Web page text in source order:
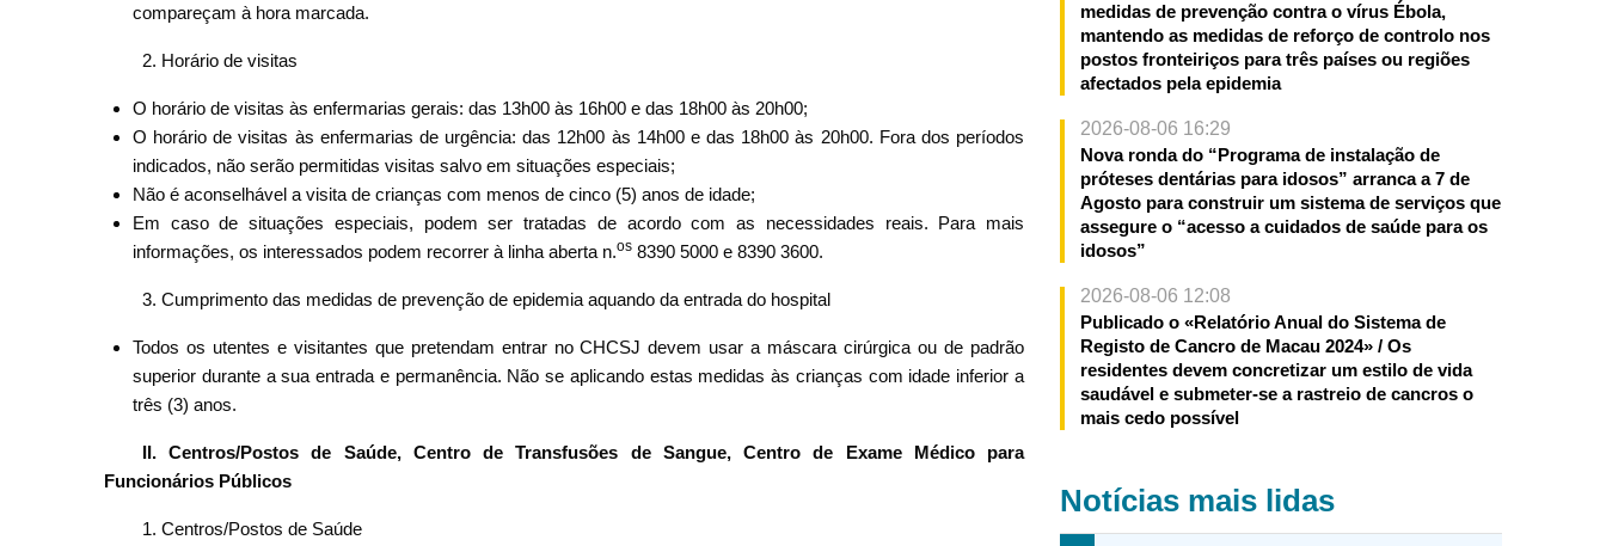
compareçam à hora marcada.
2. Horário de visitas
O horário de visitas às enfermarias gerais: das 13h00 às 16h00 e das 18h00 às 20h00;
O horário de visitas às enfermarias de urgência: das 12h00 às 14h00 e das 18h00 às 20h00. Fora dos períodos
indicados, não serão permitidas visitas salvo em situações especiais;
Não é aconselhável a visita de crianças com menos de cinco (5) anos de idade;
Em caso de situações especiais, podem ser tratadas de acordo com as necessidades reais. Para mais
informações, os interessados podem recorrer à linha aberta n.os 8390 5000 e 8390 3600.
3. Cumprimento das medidas de prevenção de epidemia aquando da entrada do hospital
Todos os utentes e visitantes que pretendam entrar no CHCSJ devem usar a máscara cirúrgica ou de padrão
superior durante a sua entrada e permanência. Não se aplicando estas medidas às crianças com idade inferior a
três (3) anos.
II. Centros/Postos de Saúde, Centro de Transfusões de Sangue, Centro de Exame Médico para
Funcionários Públicos
1. Centros/Postos de Saúde
medidas de prevenção contra o vírus Ébola,
mantendo as medidas de reforço de controlo nos
postos fronteiriços para três países ou regiões
afectados pela epidemia
2026-08-06 16:29
Nova ronda do “Programa de instalação de
próteses dentárias para idosos” arranca a 7 de
Agosto para construir um sistema de serviços que
assegure o “acesso a cuidados de saúde para os
idosos”
2026-08-06 12:08
Publicado o «Relatório Anual do Sistema de
Registo de Cancro de Macau 2024» / Os
residentes devem concretizar um estilo de vida
saudável e submeter-se a rastreio de cancros o
mais cedo possível
Notícias mais lidas